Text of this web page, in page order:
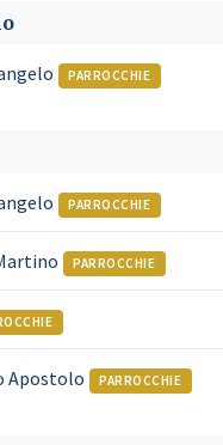
PARROCCHIE
PARROCCHIE
PARROCCHIE
Apostolo PARROCCHIE